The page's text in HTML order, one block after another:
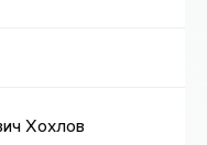
Хохлов